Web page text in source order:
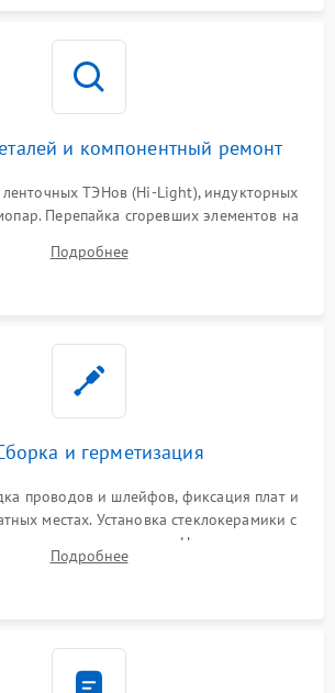
и компонентный ремонт
ленточных ТЭНов (Hi-Light), индукторных
Перепайка сгоревших элементов на
контактов и замена поврежденной
Подробнее
и герметизация
проводов и шлейфов, фиксация плат и
местах. Установка стеклокерамики с
равномерности зазоров. Нанесение
герметика или укладка уплотнительной
Подробнее